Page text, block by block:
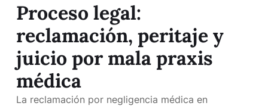
Proceso legal:
reclamación, peritaje y
juicio por mala praxis
médica
La reclamación por negligencia médica en